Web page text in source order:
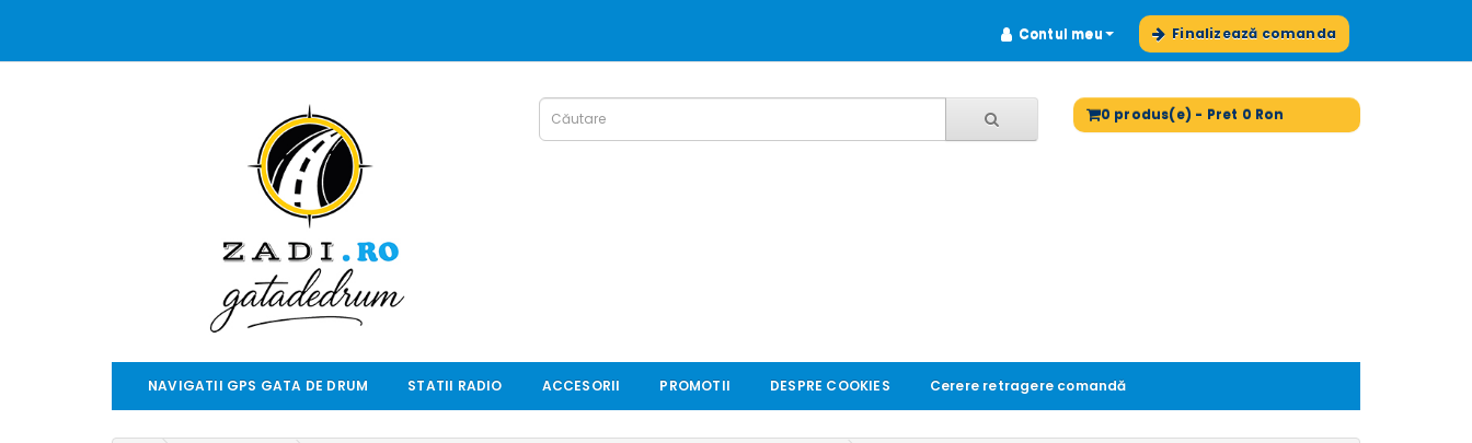
Contul meu Finalizează comanda
0 produs(e) - Pret 0 Ron
NAVIGATII GPS GATA DE DRUM STATII RADIO ACCESORII PROMOTII DESPRE COOKIES Cerere retragere comandă